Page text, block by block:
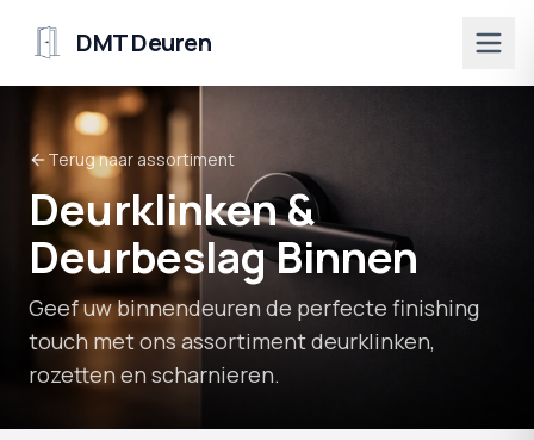
DMT Deuren
Terug naar assortiment
Deurklinken &
Deurbeslag Binnen
Geef uw binnendeuren de perfecte finishing
touch met ons assortiment deurklinken,
rozetten en scharnieren.